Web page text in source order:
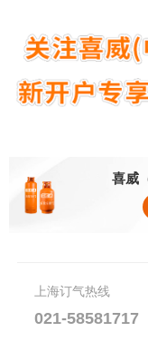
喜威
上海订气热线
021-58581717